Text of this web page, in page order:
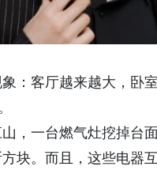
：客厅越来越大，
，一台燃气灶挖掉
块。而且，这些电器